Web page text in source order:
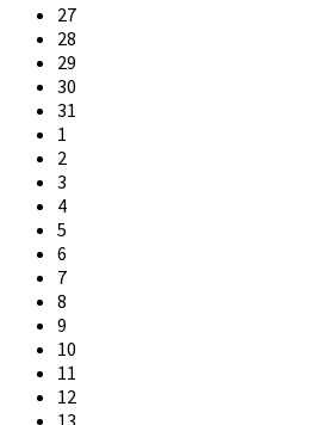
Skip
calendar
days
27
28
29
30
31
1
2
3
4
5
6
7
8
9
10
11
12